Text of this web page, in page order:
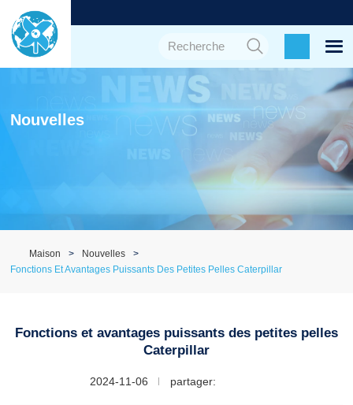
Nouvelles
Maison
Nouvelles
Fonctions Et Avantages Puissants Des Petites Pelles Caterpillar
Fonctions et avantages puissants des petites pelles
Caterpillar
2024-11-06 partager: